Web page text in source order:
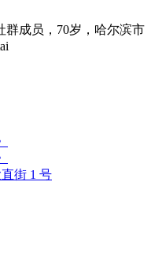
群成员，70岁，哈尔滨市
街 1 号